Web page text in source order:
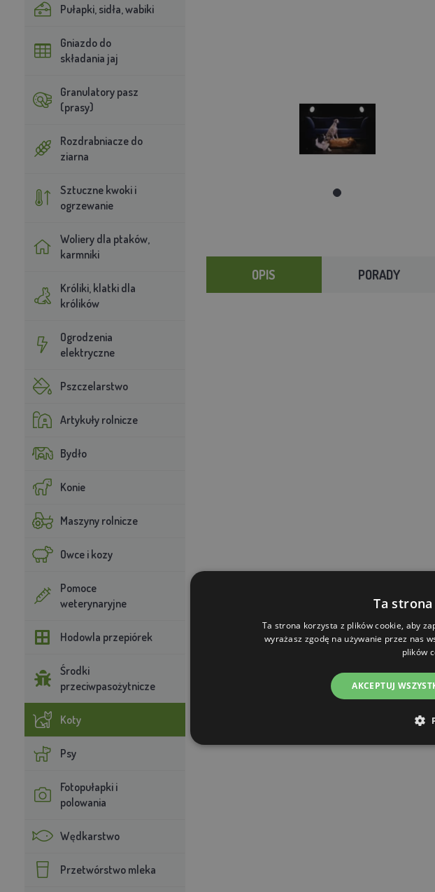
Pułapki, sidła, wabiki
Gniazdo do
składania jaj
Granulatory pasz
(prasy)
Rozdrabniacze do
ziarna
Sztuczne kwoki i
ogrzewanie
Woliery dla ptaków,
karmniki
Króliki, klatki dla
królików
Ogrodzenia
elektryczne
Pszczelarstwo
Artykuły rolnicze
Bydło
Konie
Maszyny rolnicze
Owce i kozy
Pomoce
weterynaryjne
Hodowla przepiórek
Środki
przeciwpasożytnicze
Koty
Psy
Fotopułapki i
polowania
Wędkarstwo
Przetwórstwo mleka
OPIS PORADY
Ta
Ta strona korzysta z plików cookie, aby
wyrażasz zgodę na używanie przez nas
plików
AKCEPTUJ